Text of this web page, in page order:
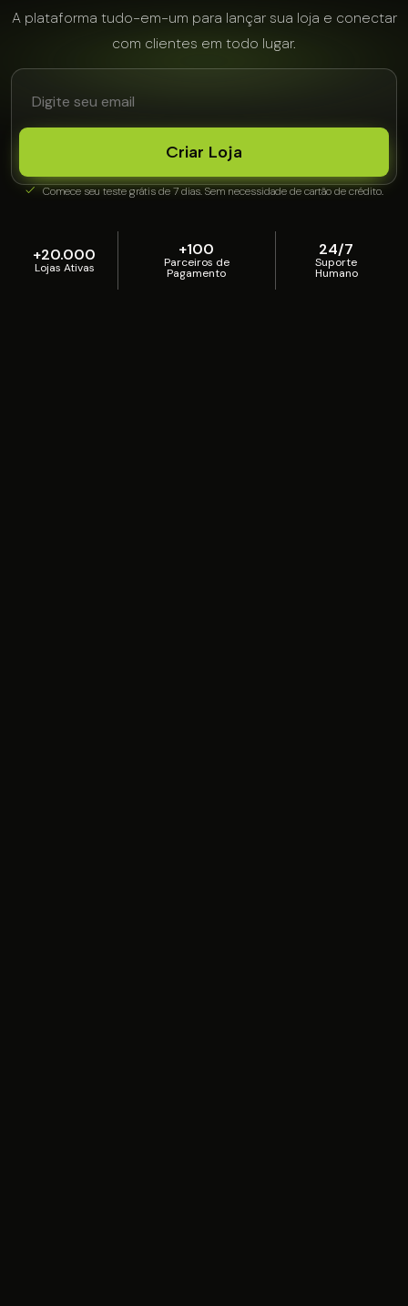
A plataforma tudo-em-um para lançar sua loja e conectar
com clientes em todo lugar.
Criar Loja
Comece seu teste grátis de 7 dias. Sem necessidade de cartão de crédito.
+20.000
Lojas Ativas
+100
Parceiros de
Pagamento
24/7
Suporte
Humano